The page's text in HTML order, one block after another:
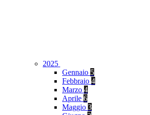
2025
Gennaio 5
Febbraio 4
Marzo 4
Aprile 6
Maggio 3